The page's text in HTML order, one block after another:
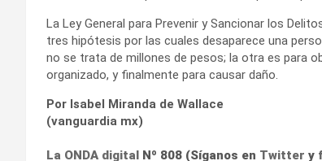
La Ley General para Prevenir y Sancionar los
tres hipótesis por las cuales desaparece una
no se trata de millones de pesos; la otra es para
organizado, y finalmente para causar daño.
Por Isabel Miranda de Wallace
(vanguardia mx)
La ONDA digital Nº 808 (Síganos en Twitter y